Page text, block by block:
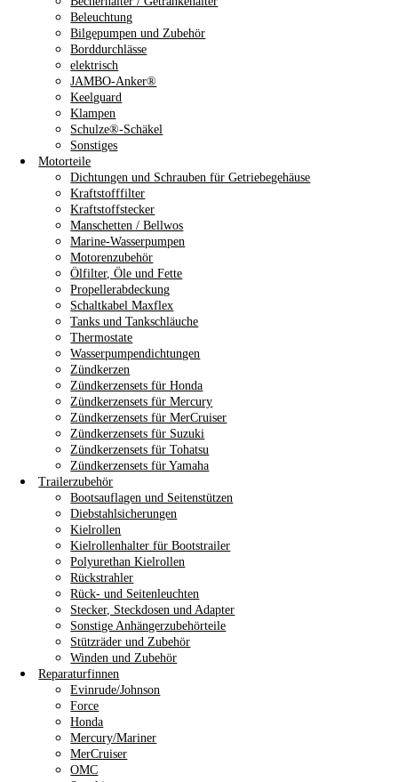
Beleuchtung
Bilgepumpen und Zubehör
Borddurchlässe
elektrisch
JAMBO-Anker®
Keelguard
Klampen
Schulze®-Schäkel
Sonstiges
Motorteile
Dichtungen und Schrauben für Getriebegehäuse
Kraftstofffilter
Kraftstoffstecker
Manschetten / Bellwos
Marine-Wasserpumpen
Motorenzubehör
Ölfilter, Öle und Fette
Propellerabdeckung
Schaltkabel Maxflex
Tanks und Tankschläuche
Thermostate
Wasserpumpendichtungen
Zündkerzen
Zündkerzensets für Honda
Zündkerzensets für Mercury
Zündkerzensets für MerCruiser
Zündkerzensets für Suzuki
Zündkerzensets für Tohatsu
Zündkerzensets für Yamaha
Trailerzubehör
Bootsauflagen und Seitenstützen
Diebstahlsicherungen
Kielrollen
Kielrollenhalter für Bootstrailer
Polyurethan Kielrollen
Rückstrahler
Rück- und Seitenleuchten
Stecker, Steckdosen und Adapter
Sonstige Anhängerzubehörteile
Stützräder und Zubehör
Winden und Zubehör
Reparaturfinnen
Evinrude/Johnson
Force
Honda
Mercury/Mariner
MerCruiser
OMC